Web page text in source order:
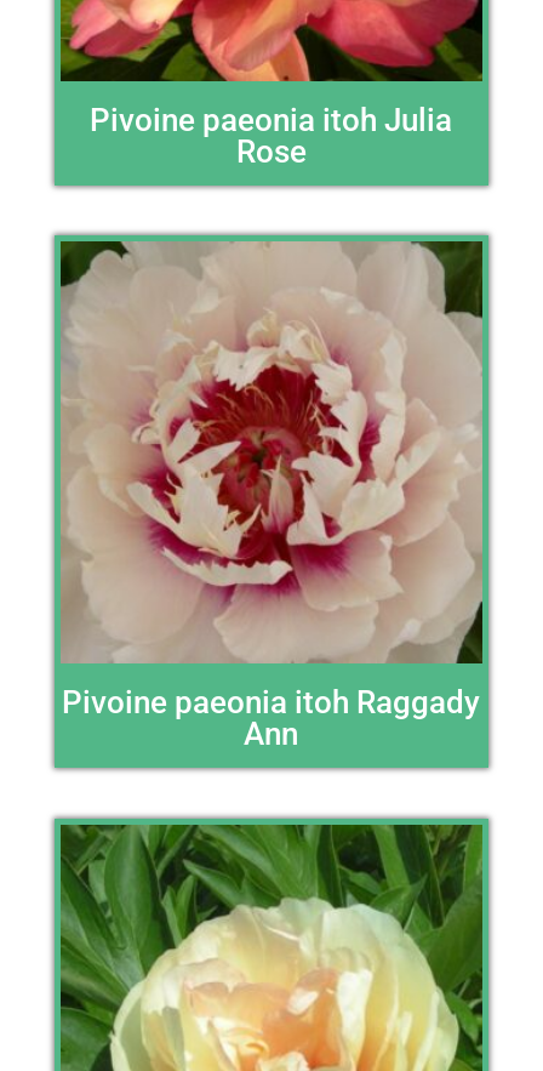
Pivoine paeonia itoh Julia
Rose
Pivoine paeonia itoh Raggady
Ann